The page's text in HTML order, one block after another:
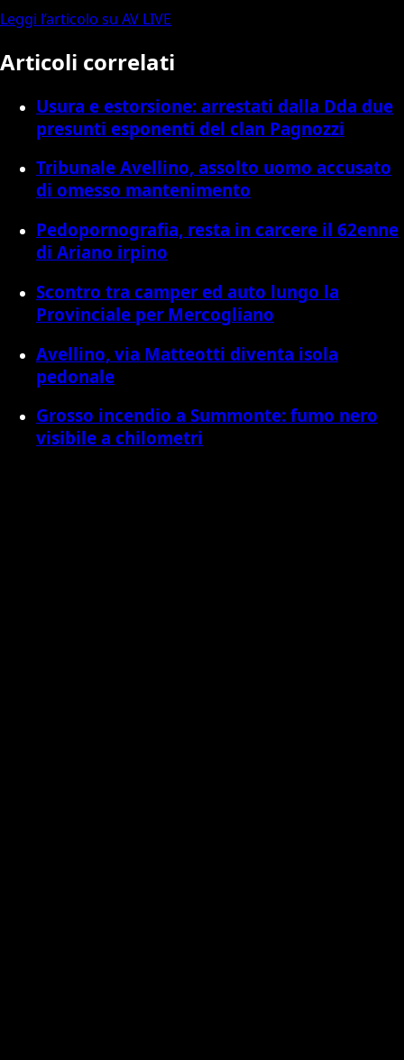
Leggi l’articolo su AV LIVE
Articoli correlati
Usura e estorsione: arrestati dalla Dda due
presunti esponenti del clan Pagnozzi
Tribunale Avellino, assolto uomo accusato
di omesso mantenimento
Pedopornografia, resta in carcere il 62enne
di Ariano irpino
Scontro tra camper ed auto lungo la
Provinciale per Mercogliano
Avellino, via Matteotti diventa isola
pedonale
Grosso incendio a Summonte: fumo nero
visibile a chilometri